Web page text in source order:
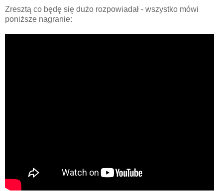
Zresztą co będę się dużo rozpowiadał - wszystko mówi
poniższe nagranie: